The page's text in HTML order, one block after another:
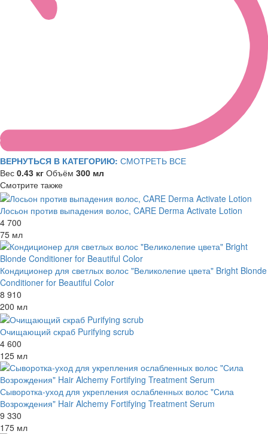
ВЕРНУТЬСЯ В КАТЕГОРИЮ: СМОТРЕТЬ ВСЕ
Вес 0.43 кг Объём 300 мл
Смотрите также
Лосьон против выпадения волос, CARE Derma Activate Lotion
4 700
75 мл
Кондиционер для светлых волос "Великолепие цвета" Bright Blonde
Conditioner for Beautiful Color
8 910
200 мл
Очищающий скраб Purifying scrub
4 600
125 мл
Сыворотка-уход для укрепления ослабленных волос "Сила
Возрождения" Hair Alchemy Fortifying Treatment Serum
9 330
175 мл